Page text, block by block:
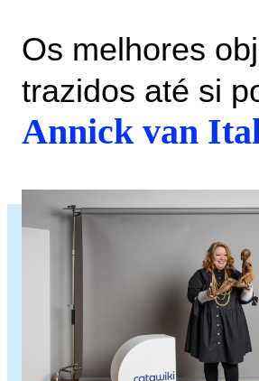
Os melhores
trazidos até si
Annick van